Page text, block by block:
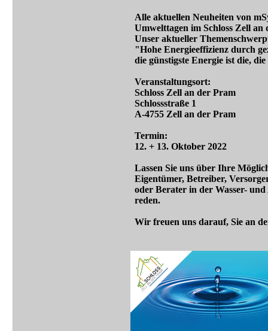
Alle aktuellen Neuheiten von
Umwelttagen im Schloss Zell an
Unser aktueller
"Hohe Energieeffizienz durch
die günstigste Energie ist die,
Veranstaltungsort:
Schloss Zell an der Pram
Schlossstraße 1
A-4755 Zell an der Pram
Termin:
12. + 13. Oktober 2022
Lassen Sie uns über Ihre
Eigentümer, Betreiber,
oder Berater in der Wasser-
reden.
Wir freuen uns darauf, Sie an